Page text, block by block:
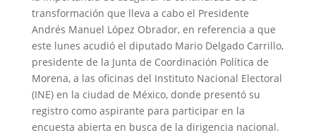
transformación que lleva a cabo el Presidente
Andrés Manuel López Obrador, en referencia a que
este lunes acudió el diputado Mario Delgado Carrillo,
presidente de la Junta de Coordinación Política de
Morena, a las oficinas del Instituto Nacional Electoral
(INE) en la ciudad de México, donde presentó su
registro como aspirante para participar en la
encuesta abierta en busca de la dirigencia nacional.